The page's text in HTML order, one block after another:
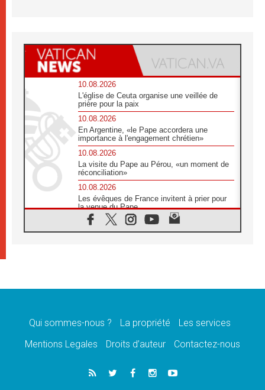
10.08.2026
L'église de Ceuta organise une veillée de
prière pour la paix
10.08.2026
En Argentine, «le Pape accordera une
importance à l'engagement chrétien»
10.08.2026
La visite du Pape au Pérou, «un moment de
réconciliation»
10.08.2026
Les évêques de France invitent à prier pour
la venue du Pape
10.08.2026
Création d'un réseau des médias catholiques
09.08.2026
09.08.2026
et à la protection des civils
Déclaration d'Addis-Abeba du SCEAM sur
l'Éducation Catholique en Afrique
Qui sommes-nous ? La propriété
Les services
Mentions Legales
Droits d’auteur Contactez-nous